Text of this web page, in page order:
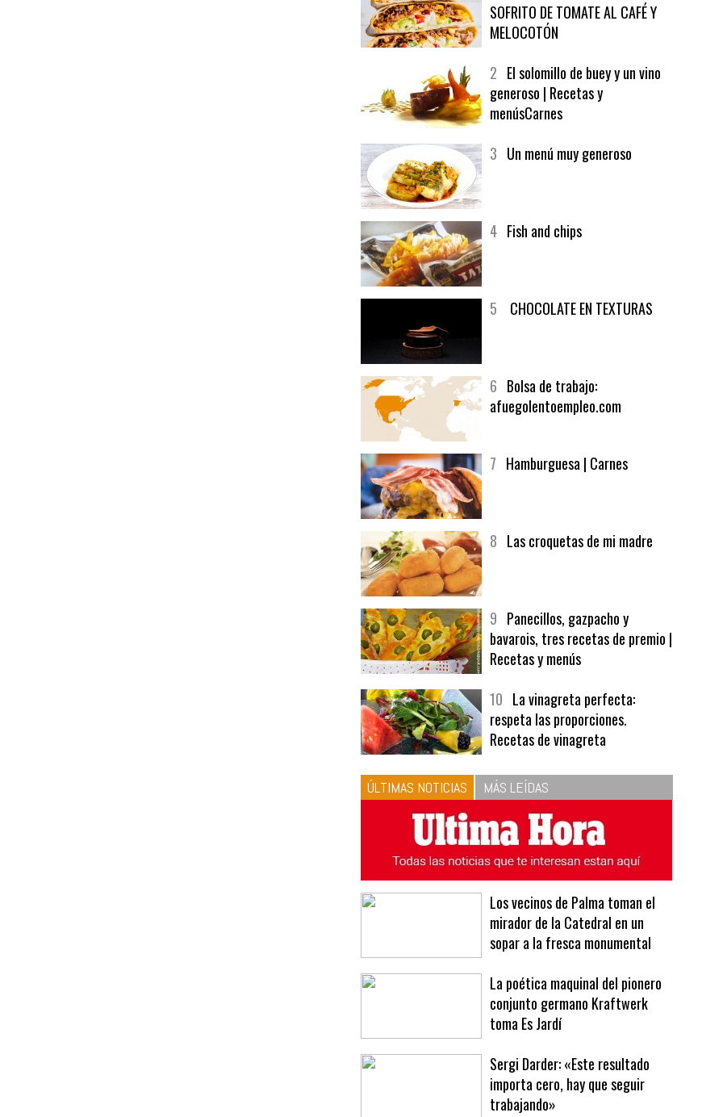
SOFRITO DE TOMATE AL CAFÉ Y
MELOCOTÓN
2 El solomillo de buey y un vino
generoso | Recetas y
menúsCarnes
3 Un menú muy generoso
4 Fish and chips
5 CHOCOLATE EN TEXTURAS
6 Bolsa de trabajo:
afuegolentoempleo.com
7 Hamburguesa | Carnes
8 Las croquetas de mi madre
9 Panecillos, gazpacho y
bavarois, tres recetas de premio |
Recetas y menús
10 La vinagreta perfecta:
respeta las proporciones.
Recetas de vinagreta
ÚLTIMAS NOTICIAS MÁS LEÍDAS
Los vecinos de Palma toman el
mirador de la Catedral en un
sopar a la fresca monumental
La poética maquinal del pionero
conjunto germano Kraftwerk
toma Es Jardí
Sergi Darder: «Este resultado
importa cero, hay que seguir
trabajando»